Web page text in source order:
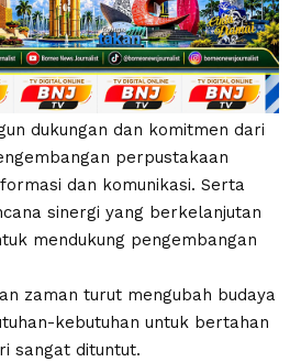
dukungan dan komitmen dari
perpustakaan
dan komunikasi. Serta
sinergi yang berkelanjutan
mendukung pengembangan
zaman turut mengubah budaya
kebutuhan untuk bertahan
sangat dituntut.